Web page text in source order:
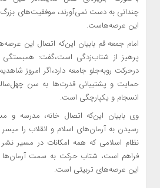
چندانی به دست نمی‌آورند، موفقیت‌های بزرگ
این عرصه‌هاست.
امام جمعه قم بابیان این‌که اتصال این
پرهیز از شتاب‌زدگی است،گفت:
درحرکت روبه‌جلو جامعه دارد،اگر امروز
حمایت و پشتیبانی قدرت‌ها به سن
انسجام و یکپارچگی است.
وی بابیان این‌که اتصال خانه، مدرسه و
رسیدن به آرمان‌های اسلام و انقلاب را میسر
نظام اسلامی که همه امکانات در مسیر نشر
فراهم است، شتاب حرکت به سمت آرمان‌ها
این عرصه‌های تربیتی است.